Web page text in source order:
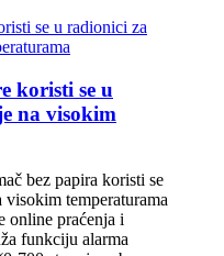
koristi se u
na visokim
bez papira koristi se
temperaturama
online praćenja i
funkciju alarma